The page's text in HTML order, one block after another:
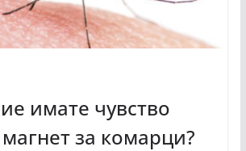
имате чувство
за комарци?